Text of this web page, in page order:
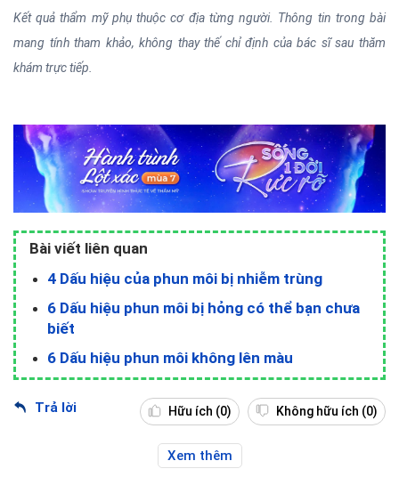
Kết quả thẩm mỹ phụ thuộc cơ địa từng người. Thông tin trong bài
mang tính tham khảo, không thay thế chỉ định của bác sĩ sau thăm
khám trực tiếp.
Bài viết liên quan
4 Dấu hiệu của phun môi bị nhiễm trùng
6 Dấu hiệu phun môi bị hỏng có thể bạn chưa
biết
6 Dấu hiệu phun môi không lên màu
Trả lời Hữu ích (0) Không hữu ích (0)
Xem thêm